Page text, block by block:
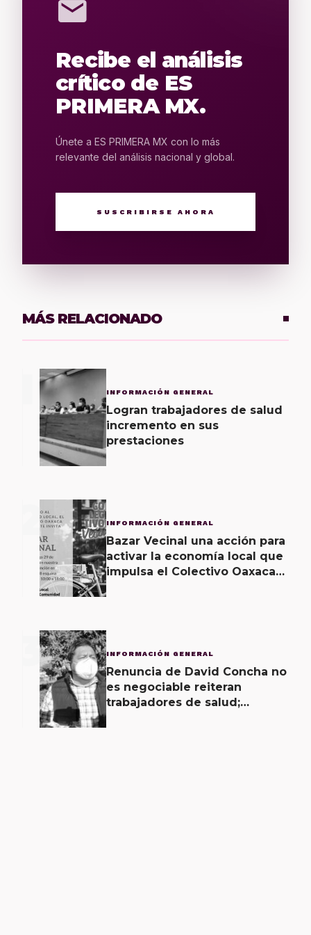
mail
Recibe el análisis
crítico de ES
PRIMERA MX.
Únete a ES PRIMERA MX con lo más
relevante del análisis nacional y global.
SUSCRIBIRSE AHORA
MÁS RELACIONADO
INFORMACIÓN GENERAL
Logran trabajadores de salud
incremento en sus
prestaciones
2 INFORMACIÓN GENERAL
Bazar Vecinal una acción para
activar la economía local que
impulsa el Colectivo Oaxaca
3 INFORMACIÓN GENERAL
Renuncia de David Concha no
es negociable reiteran
trabajadores de salud;